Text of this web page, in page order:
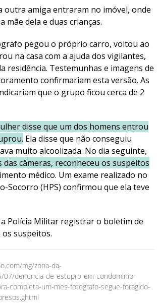
outra amiga entraram no imóvel, onde
mãe dela e duas crianças.
pegou o próprio carro, voltou ao
na casa com a ajuda dos vigilantes,
residência. Testemunhas e imagens de
confirmariam esta versão. As
que o grupo ficou cerca de 2
disse que um dos homens entrou
Ela disse que não conseguiu
muito alcoolizada. No dia seguinte,
das câmeras, reconheceu os suspeitos
médico. Um exame realizado no
Socorro (HPS) confirmou que ela teve
Polícia Militar registrar o boletim de
suspeitos.
mg/zona-da-
07/denuncia-de-estupro-em-condominio-
completa-um-mes-fotografo-segue-foragido-